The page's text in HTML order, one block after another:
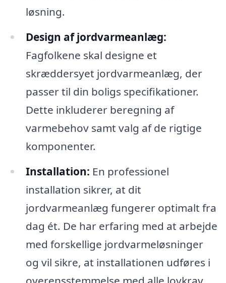
løsning.
Design af jordvarmeanlæg:
Fagfolkene skal designe et
skræddersyet jordvarmeanlæg, der
passer til din boligs specifikationer.
Dette inkluderer beregning af
varmebehov samt valg af de rigtige
komponenter.
Installation: En professionel
installation sikrer, at dit
jordvarmeanlæg fungerer optimalt fra
dag ét. De har erfaring med at arbejde
med forskellige jordvarmeløsninger
og vil sikre, at installationen udføres i